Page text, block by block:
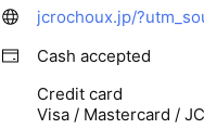
jcrochoux.jp/
Cash accepted
Credit card
Visa / Mastercard /